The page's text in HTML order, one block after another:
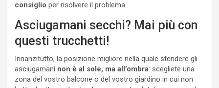
consiglio per risolvere il problema.
Asciugamani secchi? Mai più con
questi trucchetti!
Innanzitutto, la posizione migliore nella quale stendere gli
asciugamani non è al sole, ma all’ombra: scegliete una
zona del vostro balcone o del vostro giardino in cui non